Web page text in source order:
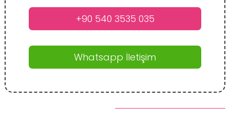
+90 540 3535 035
Whatsapp İletişim